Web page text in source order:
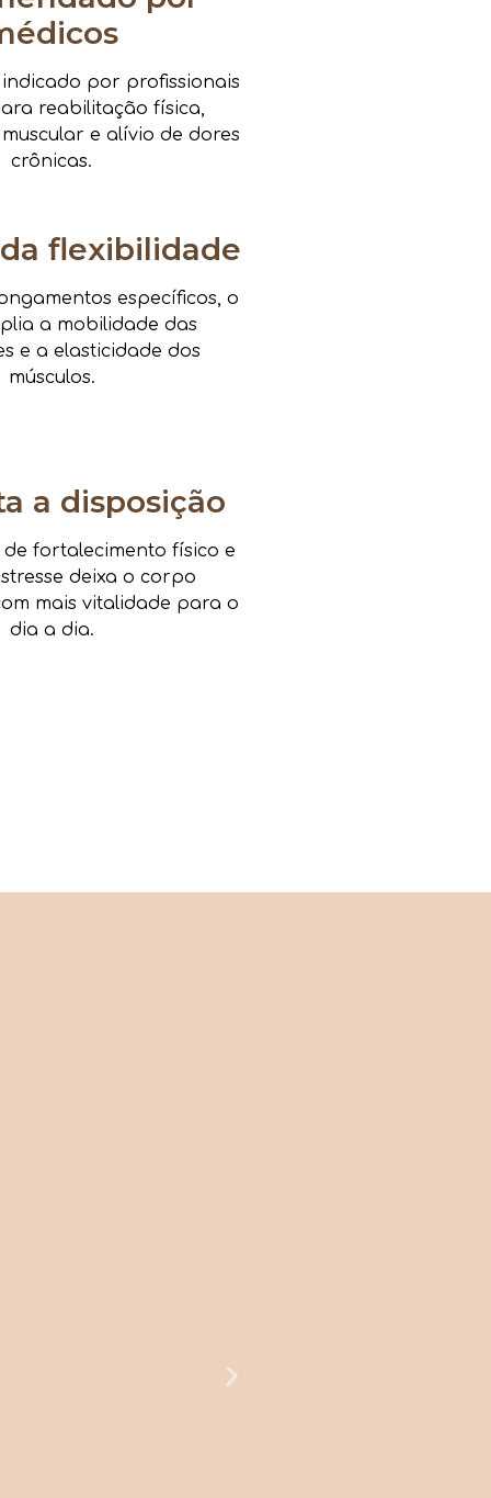
por profissionais
reabilitação física,
e alívio de dores
crônicas.
flexibilidade
específicos, o
a mobilidade das
e a elasticidade dos
músculos.
a disposição
fortalecimento físico e
deixa o corpo
mais vitalidade para o
dia a dia.